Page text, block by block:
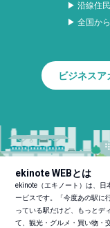
▶ 沿線住
▶ 全国か
ビジネス
ekinote WEBとは
ekinote（エキノート）は、日
ービスです。「今度あの駅に
っている駅だけど、もっとデ
て、観光・グルメ・買い物・